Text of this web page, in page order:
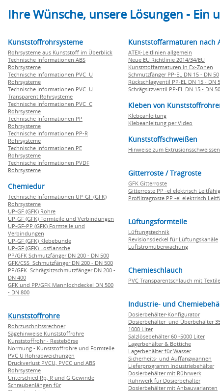
Ihre Wünsche, unsere Lösungen -
Kunststoffrohrsysteme
Rohrsysteme aus Kunststoff im Überblick
Technische Informationen ABS
Rohrsysteme
Technische Informationen PVC U
Rohrsysteme
Technische Informationen PVC U
Transparent Rohrsysteme
Technische Informationen PVC C
Rohrsysteme
Technische Informationen PP
Rohrsysteme
Technische Informationen PP-R
Rohrsysteme
Technische Informationen PE
Rohrsysteme
Technische Informationen PVDF
Rohrsysteme
Chemiedur
Technische Informationen UP-GF (GFK)
Rohrsysteme
UP-GF (GFK) Rohre
UP-GF (GFK) Formteile und Verbindungen
UP-GF-PP (GFK) Formteile und
Verbindungen
UP-GF (GFK) Klebebunde
UP-GF (GFK) Losflansche
PP/GFK Schmutzfänger DN 200 - DN 500
GFK/CSS Schmutzfänger DN 200 - DN 500
PP/GFK Schrägsitzschmutzfänger DN 200 -
DN 400
GFK und PP/GFK Mannlochdeckel DN 500
- DN 800
Kunststoffrohre
Rohrzuschnitssrechner
Sägehinweise Kunststoffrohre
Kunststoffrohr - Restebörse
Normung - Kunststoffrohre und Formteile
PVC U Rohrabweichungen
Druckverlust PVCU, PVCC und ABS
Rohrsysteme
Unterschied Rp, R und G Gewinde
Schraubenlängen für
Kunststoffarmaturen nach
ATEX-Leitlinien allgemein
Neue EU Richtlinie 2014/34/EU
Kunststoffarmaturen in Ex-Zonen
Schmutzfänger PP-EL DN 15 - DN 50
Rückschlagventil PP-EL DN 15 - DN
Schrägsitzventil PP-EL DN 15 - DN 50
Kleben von
Klebeanleitung
Klebeanleitung per Video
Kunststoffschweißen
Hinweise zum Extrusionsschweissen
Gitterroste / Tragroste
GFK Gitterroste
Gitterroste PP -el elektrisch Leitfähig
Profiltragroste PP -el elektrisch
Lüftungsformteile
Lüftungstechnik
Revisionsdeckel für Lüftungskanäle
Luftstromüberwachung
Chemieschlauch
PVC Transparentschlauch mit
Industrie- und
Dosierbehälter-Konfigurator
Dosierbehälter und Überbehälter
1000 Liter
Salzlösebehälter 60 -5000 Liter
Lagerbehälter & Bottiche
Lagerbehälter für Wasser
Sicherheits- und Auffangwannen
Lieferprogramm Industriebehälter
Dosierbehälter mit Rührwerk
Rührwerk für Dosierbehälter
Dosierbehälter mit Anbauvarianten